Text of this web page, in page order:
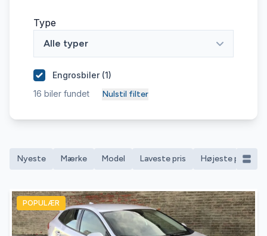
Type
Alle typer
Engrosbiler (1)
16 biler fundet Nulstil filter
Nyeste Mærke Model Laveste pris Højeste pris
POPULÆR